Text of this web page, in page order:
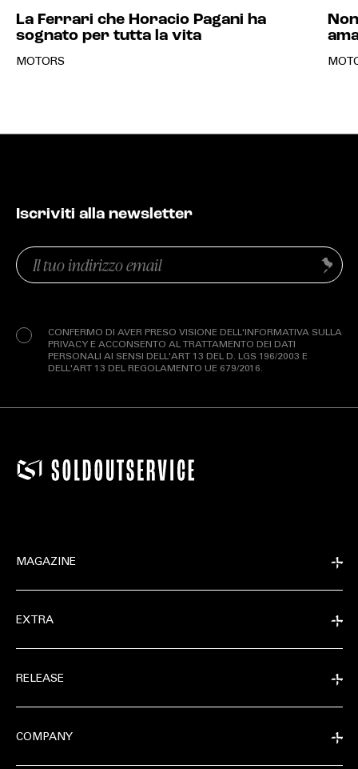
La Ferrari che Horacio Pagani ha
sognato per tutta la vita
MOTORS
Iscriviti alla newsletter
Email
(Obbligatorio)
CONFERMO DI AVER PRESO VISIONE DELL'INFORMATIVA SULLA
PRIVACY E ACCONSENTO AL TRATTAMENTO DEI DATI
PERSONALI AI SENSI DELL'ART 13 DEL D. LGS 196/2003 E
DELL'ART 13 DEL REGOLAMENTO UE 679/2016.
Invia
MAGAZINE
EXTRA
RELEASE
COMPANY